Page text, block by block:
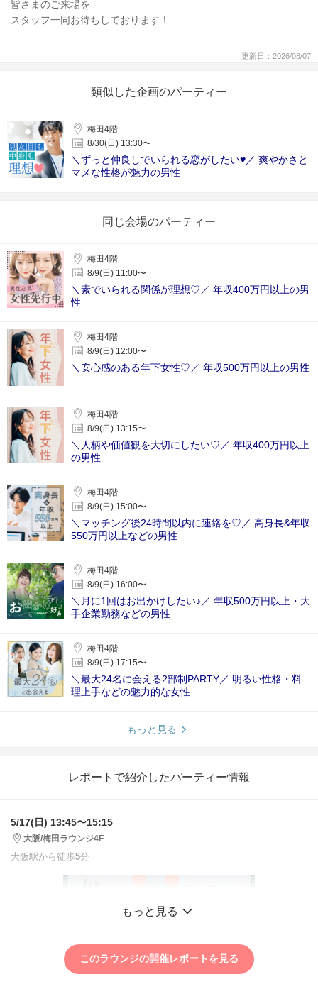
皆さまのご来場を
スタッフ一同お待ちしております！
更新日：2026/08/07
類似した企画のパーティー
梅田4階
8/30(日) 13:30〜
＼ずっと仲良しでいられる恋がしたい♥／ 爽やかさと
マメな性格が魅力の男性
同じ会場のパーティー
梅田4階
8/9(日) 11:00〜
＼素でいられる関係が理想♡／ 年収400万円以上の男
性
梅田4階
8/9(日) 12:00〜
＼安心感のある年下女性♡／ 年収500万円以上の男性
梅田4階
8/9(日) 13:15〜
＼人柄や価値観を大切にしたい♡／ 年収400万円以上
の男性
梅田4階
8/9(日) 15:00〜
＼マッチング後24時間以内に連絡を♡／ 高身長&年収
550万円以上などの男性
梅田4階
8/9(日) 16:00〜
＼月に1回はお出かけしたい♪／ 年収500万円以上・大
手企業勤務などの男性
梅田4階
8/9(日) 17:15〜
＼最大24名に会える2部制PARTY／ 明るい性格・料
理上手などの魅力的な女性
もっと見る
レポートで紹介したパーティー情報
5/17(日) 13:45〜15:15
大阪/梅田ラウンジ4F
大阪駅から徒歩5分
もっと見る
このラウンジの開催レポートを見る